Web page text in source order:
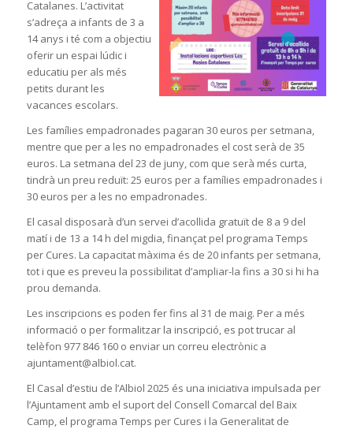
Catalanes. L’activitat
s’adreça a infants de 3 a
14 anys i té com a objectiu
oferir un espai lúdic i
educatiu per als més
petits durant les
vacances escolars.
Les famílies empadronades pagaran 30 euros per setmana,
mentre que per a les no empadronades el cost serà de 35
euros. La setmana del 23 de juny, com que serà més curta,
tindrà un preu reduït: 25 euros per a famílies empadronades i
30 euros per a les no empadronades.
El casal disposarà d’un servei d’acollida gratuït de 8 a 9 del
matí i de 13 a 14 h del migdia, finançat pel programa Temps
per Cures. La capacitat màxima és de 20 infants per setmana,
tot i que es preveu la possibilitat d’ampliar-la fins a 30 si hi ha
prou demanda.
Les inscripcions es poden fer fins al 31 de maig. Per a més
informació o per formalitzar la inscripció, es pot trucar al
telèfon 977 846 160 o enviar un correu electrònic a
ajuntament@albiol.cat.
El Casal d’estiu de l’Albiol 2025 és una iniciativa impulsada per
l’Ajuntament amb el suport del Consell Comarcal del Baix
Camp, el programa Temps per Cures i la Generalitat de